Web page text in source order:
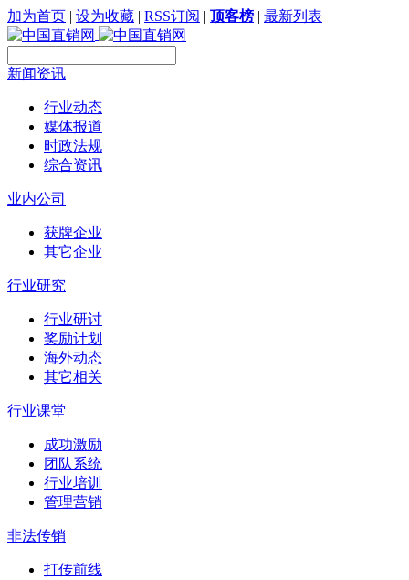
加为首页 | 设为收藏 | RSS订阅 | 顶客榜 | 最新列表
新闻资讯
行业动态
媒体报道
时政法规
综合资讯
业内公司
获牌企业
其它企业
行业研究
行业研讨
奖励计划
海外动态
其它相关
行业课堂
成功激励
团队系统
行业培训
管理营销
非法传销
打传前线